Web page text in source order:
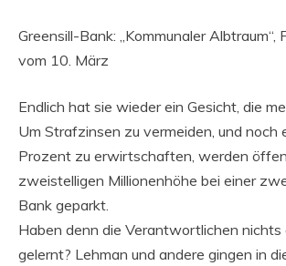
Greensill-Bank: „Kommunaler
vom 10. März
Endlich hat sie wieder ein Gesicht, die
Um Strafzinsen zu vermeiden, und noch
Prozent zu erwirtschaften, werden
zweistelligen Millionenhöhe bei einer
Bank geparkt.
Haben denn die Verantwortlichen
gelernt? Lehman und andere gingen in